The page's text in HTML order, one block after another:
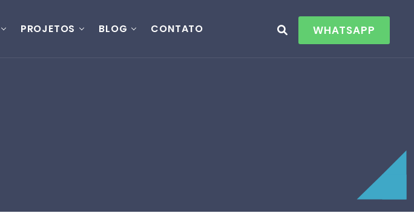
PROJETOS BLOG CONTATO WHATSAPP